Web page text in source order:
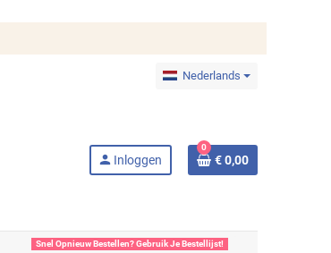
Nederlands
person Inloggen
0
€ 0,00
Snel Opnieuw Bestellen? Gebruik Je Bestellijst!